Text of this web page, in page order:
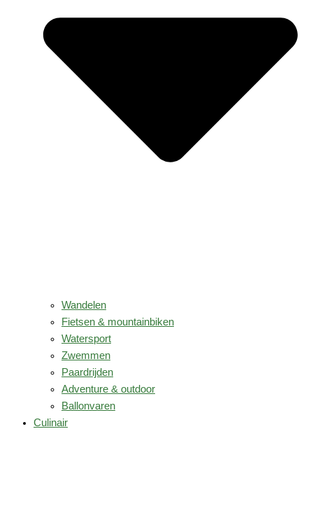
Wandelen
Fietsen & mountainbiken
Watersport
Zwemmen
Paardrijden
Adventure & outdoor
Ballonvaren
Culinair